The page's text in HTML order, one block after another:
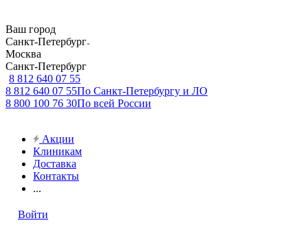
Ваш город
Санкт-Петербург
Москва
Санкт-Петербург
8 812 640 07 55
8 812 640 07 55По Санкт-Петербургу и ЛО
8 800 100 76 30По всей России
Акции
Клиникам
Доставка
Контакты
...
Войти